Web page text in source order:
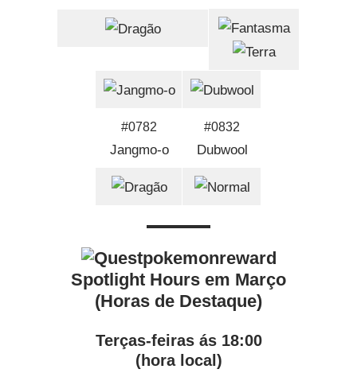
#0782
Jangmo-o
#0832
Dubwool
Spotlight Hours em Março
(Horas de Destaque)
Terças-feiras ás 18:00
(hora local)